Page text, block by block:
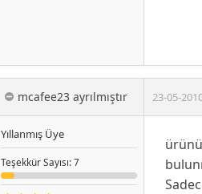
mcafee23 ayrılmıştır 23-05-
Yıllanmış Üye
TeşekkürSayısı: 7